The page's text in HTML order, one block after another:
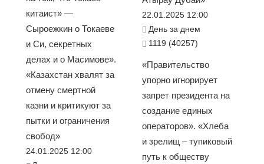
китаист» —
Сыроежкин о Токаеве
и Си, секретных
делах и о Масимове».
«Казахстан хвалят за
отмену смертной
казни и критикуют за
пытки и ограничения
свобод»
24.01.2025 12:00
22.01.2025 12:00
День за днем
1119 (40257)
«Правительство
упорно игнорирует
запрет президента на
создание единых
операторов». «Хлеба
и зрелищ – тупиковый
путь к обществу